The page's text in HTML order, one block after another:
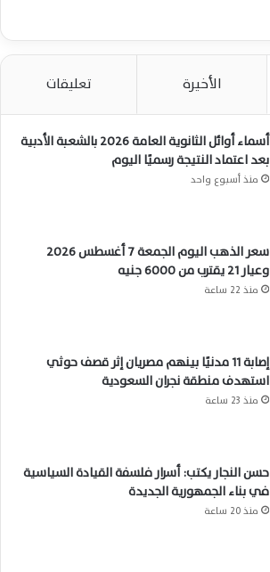
الأخيرة تعليقات
أسماء أوائل الثانوية العامة 2026 بالشعبة الأدبية
بعد اعتماد النتيجة رسميًا اليوم
منذ أسبوع واحد
سعر الذهب اليوم الجمعة 7 أغسطس 2026
وعيار 21 يقترب من 6000 جنيه
منذ 22 ساعة
إصابة 11 مدنيًا بينهم مصريان إثر قصف حوثي
استهدف منطقة نجران السعودية
منذ 23 ساعة
حسن النجار يكتب: أسرار فلسفة القيادة السياسية
في بناء الجمهورية الجديدة
منذ 20 ساعة